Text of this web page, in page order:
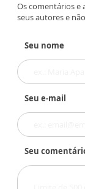
Os comentários e
seus autores e
Seu nome
Seu e-mail
Seu